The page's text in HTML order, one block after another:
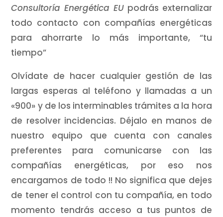
Consultoría Energética EU podrás externalizar
todo contacto con compañías energéticas
para ahorrarte lo más importante, “tu
tiempo”
Olvídate de hacer cualquier gestión de las
largas esperas al teléfono y llamadas a un
«900» y de los interminables trámites a la hora
de resolver incidencias. Déjalo en manos de
nuestro equipo que cuenta con canales
preferentes para comunicarse con las
compañías energéticas, por eso nos
encargamos de todo !! No significa que dejes
de tener el control con tu compañía, en todo
momento tendrás acceso a tus puntos de